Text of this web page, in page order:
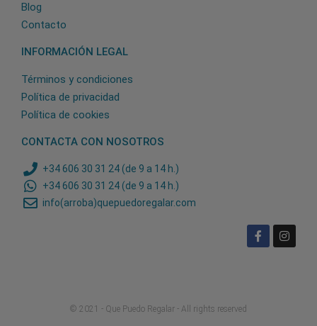
Blog
Contacto
INFORMACIÓN LEGAL
Términos y condiciones
Política de privacidad
Política de cookies
CONTACTA CON NOSOTROS
+34 606 30 31 24 (de 9 a 14 h.)
+34 606 30 31 24 (de 9 a 14 h.)
info(arroba)quepuedoregalar.com
© 2021 - Que Puedo Regalar - All rights reserved